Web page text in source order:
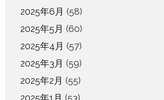
2025年6月 (58)
2025年5月 (60)
2025年4月 (57)
2025年3月 (59)
2025年2月 (55)
2025年1月 (53)